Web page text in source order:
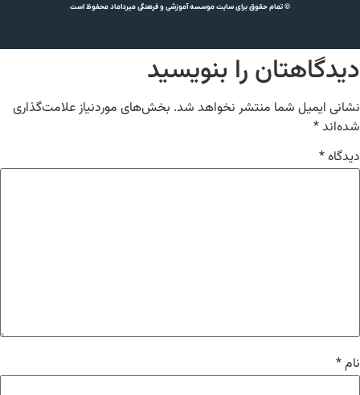
© تمام حقوق برای سایت موسسه آموزشی و فرهنگی میرداماد محفوظ است
دیدگاهتان را بنویسید
نشانی ایمیل شما منتشر نخواهد شد. بخش‌های موردنیاز علامت‌گذاری
شده‌اند*
دیدگاه*
نام*